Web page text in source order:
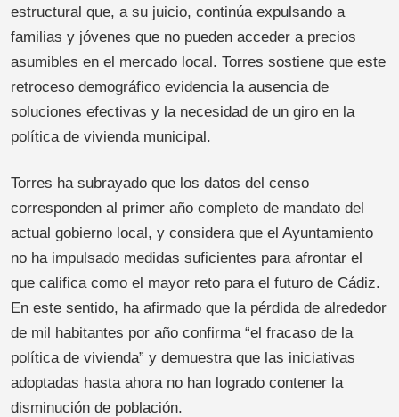
estructural que, a su juicio, continúa expulsando a
familias y jóvenes que no pueden acceder a precios
asumibles en el mercado local. Torres sostiene que este
retroceso demográfico evidencia la ausencia de
soluciones efectivas y la necesidad de un giro en la
política de vivienda municipal.
Torres ha subrayado que los datos del censo
corresponden al primer año completo de mandato del
actual gobierno local, y considera que el Ayuntamiento
no ha impulsado medidas suficientes para afrontar el
que califica como el mayor reto para el futuro de Cádiz.
En este sentido, ha afirmado que la pérdida de alrededor
de mil habitantes por año confirma “el fracaso de la
política de vivienda” y demuestra que las iniciativas
adoptadas hasta ahora no han logrado contener la
disminución de población.